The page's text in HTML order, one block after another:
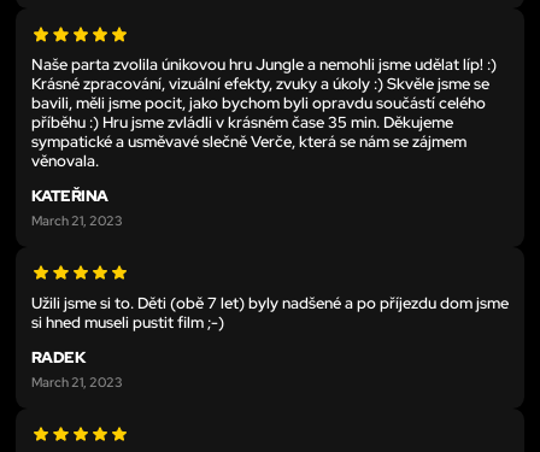
Naše parta zvolila únikovou hru Jungle a nemohli jsme udělat líp! :)
Krásné zpracování, vizuální efekty, zvuky a úkoly :) Skvěle jsme se
bavili, měli jsme pocit, jako bychom byli opravdu součástí celého
příběhu :) Hru jsme zvládli v krásném čase 35 min. Děkujeme
sympatické a usměvavé slečně Verče, která se nám se zájmem
věnovala.
KATEŘINA
March 21, 2023
Užili jsme si to. Děti (obě 7 let) byly nadšené a po příjezdu dom jsme
si hned museli pustit film ;-)
RADEK
March 21, 2023